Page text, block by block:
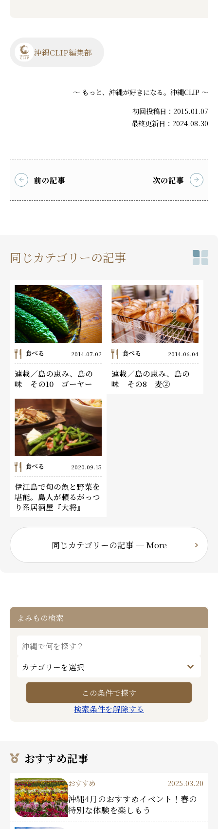
沖縄CLIP編集部
～ もっと、沖縄が好きになる。沖縄CLIP ～
初回投稿日：2015.01.07
最終更新日：2024.08.30
前の記事 次の記事
同じカテゴリーの記事
食べる 2014.07.02
連載／島の恵み、島の
味 その10 ゴーヤー
食べる 2014.06.04
連載／島の恵み、島の
味 その8 麦②
食べる 2020.09.15
伊江島で旬の魚と野菜を
堪能。島人が頼るがっつ
り系居酒屋『大将』
同じカテゴリーの記事 ─ More
よみもの検索
検索条件を解除する
おすすめ記事
おすすめ 2025.03.20
沖縄4月のおすすめイベント！春の
特別な体験を楽しもう